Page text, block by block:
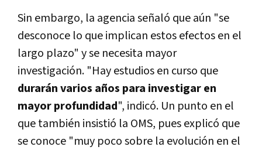
Sin embargo, la agencia señaló que aún "se
desconoce lo que implican estos efectos en el
largo plazo" y se necesita mayor
investigación. "Hay estudios en curso que
durarán varios años para investigar en
mayor profundidad", indicó. Un punto en el
que también insistió la OMS, pues explicó que
se conoce "muy poco sobre la evolución en el